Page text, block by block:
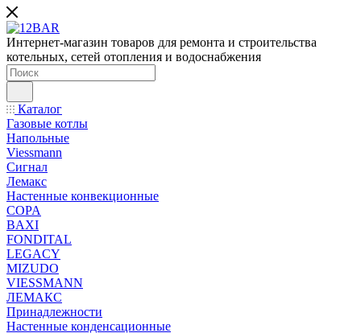
Интернет-магазин товаров для ремонта и строительства
котельных, сетей отопления и водоснабжения
Каталог
Газовые котлы
Напольные
Viessmann
Сигнал
Лемакс
Настенные конвекционные
COPA
BAXI
FONDITAL
LEGACY
MIZUDO
VIESSMANN
ЛЕМАКС
Принадлежности
Настенные конденсационные